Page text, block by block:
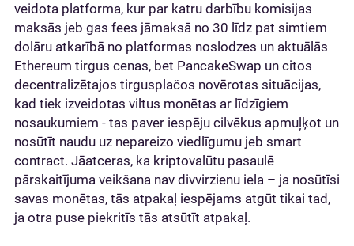
veidota platforma, kur par katru darbību komisijas
maksās jeb gas fees jāmaksā no 30 līdz pat simtiem
dolāru atkarībā no platformas noslodzes un aktuālās
Ethereum tirgus cenas, bet PancakeSwap un citos
decentralizētajos tirgusplačos novērotas situācijas,
kad tiek izveidotas viltus monētas ar līdzīgiem
nosaukumiem - tas paver iespēju cilvēkus apmuļķot un
nosūtīt naudu uz nepareizo viedlīgumu jeb smart
contract. Jāatceras, ka kriptovalūtu pasaulē
pārskaitījuma veikšana nav divvirzienu iela – ja nosūtīsi
savas monētas, tās atpakaļ iespējams atgūt tikai tad,
ja otra puse piekritīs tās atsūtīt atpakaļ.